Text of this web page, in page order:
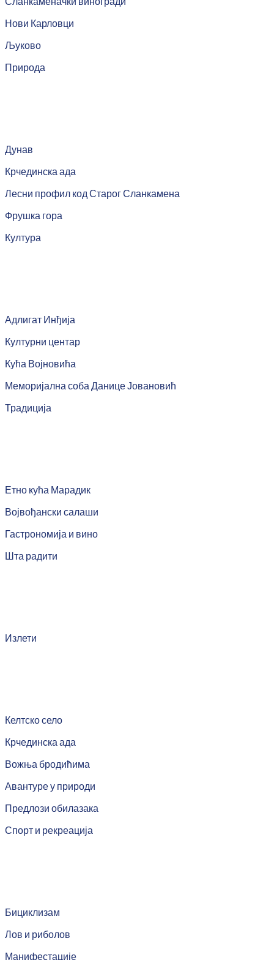
Нови Карловци
Љуково
Природа
Дунав
Крчединска ада
Лесни профил код Старог Сланкамена
Фрушка гора
Култура
Адлигат Инђија
Културни центар
Кућа Војновића
Меморијална соба Данице Јовановић
Традиција
Етно кућа Марадик
Војвођански салаши
Гастрономија и вино
Шта радити
Излети
Келтско село
Крчединска ада
Вожња бродићима
Авантуре у природи
Предлози обилазака
Спорт и рекреација
Бициклизам
Лов и риболов
Манифестације